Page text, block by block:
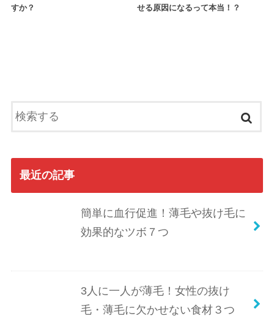
すか？
せる原因になるって本当！？
最近の記事
簡単に血行促進！薄毛や抜け毛に
効果的なツボ７つ
3人に一人が薄毛！女性の抜け
毛・薄毛に欠かせない食材３つ